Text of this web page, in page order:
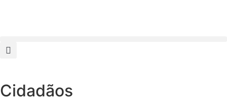
Cidadãos